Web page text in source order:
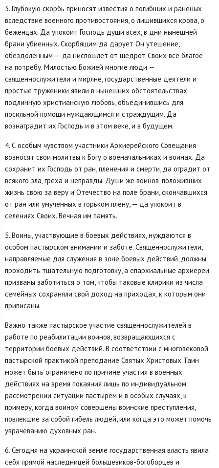
3. Глубокую скорбь приносят известия о погибших и раненых
вследствие военного противостояния, о лишившихся крова, о
беженцах. Да упокоит Господь души всех, в дни нынешней
брани убиенных. Скорбящим да дарует Он утешение,
обездоленным — да ниспошлет от щедрот Своих все благое
на потребу. Милостью Божией многие люди —
священнослужители и миряне, государственные деятели и
простые труженики явили в нынешних обстоятельствах
подлинную христианскую любовь, объединившись для
посильной помощи нуждающимся и страждущим. Да
вознаградит их Господь и в этом веке, и в будущем.
4. С особым чувством участники Архиерейского Совещания
возносят свои молитвы к Богу о военачальниках и воинах. Да
сохранит их Господь от ран, пленения и смерти, да оградит от
всякого зла, греха и неправды. Души же воинов, положивших
жизнь свою за веру и Отечество на поле брани, скончавшихся
от ран или умученных в горьком плену, — да упокоит в
селениях Своих. Вечная им память.
5. Воины, участвующие в боевых действиях, нуждаются в
особом пастырском внимании и заботе. Священнослужители,
направляемые для служения в зоне боевых действий, должны
проходить тщательную подготовку, а епархиальные архиереи
призваны заботиться о том, чтобы таковые клирики из числа
семейных сохраняли свой доход на приходах, к которым они
приписаны.
Важно также пастырское участие священнослужителей в
работе по реабилитации воинов, возвращающихся с
территории боевых действий. В соответствии с многовековой
пастырской практикой преподание Святых Христовых Таин
может быть ограничено по причине участия в военных
действиях на время покаяния лишь по индивидуальном
рассмотрении ситуации пастырем и в особых случаях, к
примеру, когда воином совершены воинские преступления,
повлекшие за собой гибель людей, или когда это может помочь
уврачеванию духовных ран.
6. Сегодня на украинской земле государственная власть явила
себя прямой наследницей большевиков-богоборцев и